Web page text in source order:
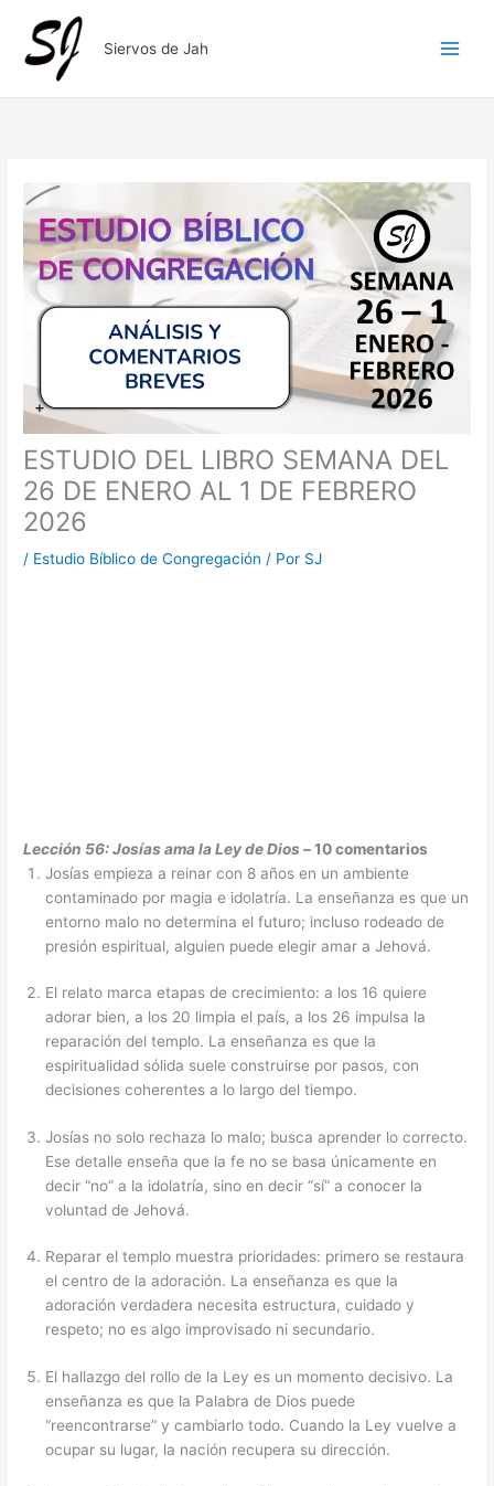
contenido
Siervos de Jah
ESTUDIO DEL LIBRO SEMANA DEL
26 DE ENERO AL 1 DE FEBRERO
2026
/ Estudio Bíblico de Congregación / Por SJ
Lección 56: Josías ama la Ley de Dios –10 comentarios
Josías empieza a reinar con 8 años en un ambiente
contaminado por magia e idolatría. La enseñanza es que un
entorno malo no determina el futuro; incluso rodeado de
presión espiritual, alguien puede elegir amar a Jehová.
El relato marca etapas de crecimiento: a los 16 quiere
adorar bien, a los 20 limpia el país, a los 26 impulsa la
reparación del templo. La enseñanza es que la
espiritualidad sólida suele construirse por pasos, con
decisiones coherentes a lo largo del tiempo.
Josías no solo rechaza lo malo; busca aprender lo correcto.
Ese detalle enseña que la fe no se basa únicamente en
decir “no” a la idolatría, sino en decir “sí” a conocer la
voluntad de Jehová.
Reparar el templo muestra prioridades: primero se restaura
el centro de la adoración. La enseñanza es que la
adoración verdadera necesita estructura, cuidado y
respeto; no es algo improvisado ni secundario.
El hallazgo del rollo de la Ley es un momento decisivo. La
enseñanza es que la Palabra de Dios puede
“reencontrarse” y cambiarlo todo. Cuando la Ley vuelve a
ocupar su lugar, la nación recupera su dirección.